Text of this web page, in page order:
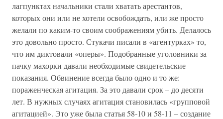
лагпунктах начальники стали хватать арестантов,
которых они или не хотели освобождать, или же просто
желали по каким-то своим соображениям убить. Делалось
это довольно просто. Стукачи писали в «агентурках» то,
что им диктовали «оперы». Подобранные уголовники за
пачку махорки давали необходимые свидетельские
показания. Обвинение всегда было одно и то же:
пораженческая агитация. За это давали срок – до десяти
лет. В нужных случаях агитация становилась «групповой
агитацией». Это уже была статья 58-10 и 58-11 – создание